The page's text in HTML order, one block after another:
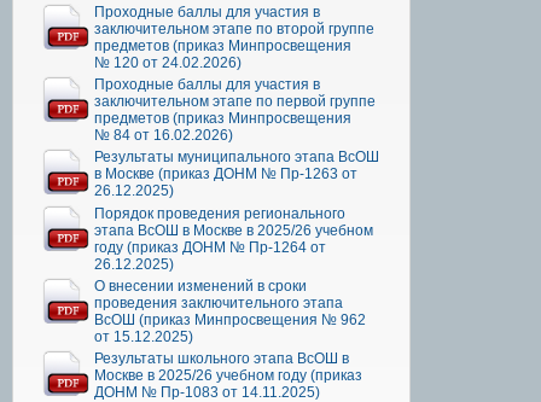
Проходные баллы для участия в
заключительном этапе по второй группе
предметов (приказ Минпросвещения
№ 120 от 24.02.2026)
Проходные баллы для участия в
заключительном этапе по первой группе
предметов (приказ Минпросвещения
№ 84 от 16.02.2026)
Результаты муниципального этапа ВсОШ
в Москве (приказ ДОНМ № Пр-1263 от
26.12.2025)
Порядок проведения регионального
этапа ВсОШ в Москве в 2025/26 учебном
году (приказ ДОНМ № Пр-1264 от
26.12.2025)
О внесении изменений в сроки
проведения заключительного этапа
ВсОШ (приказ Минпросвещения № 962
от 15.12.2025)
Результаты школьного этапа ВсОШ в
Москве в 2025/26 учебном году (приказ
ДОНМ № Пр-1083 от 14.11.2025)